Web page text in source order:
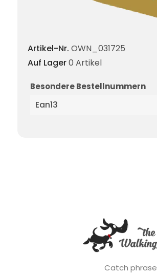
Artikel-Nr. OWN_031725
Auf Lager0 Artikel
Besondere Bestellnummern
Ean13
Catch phrase